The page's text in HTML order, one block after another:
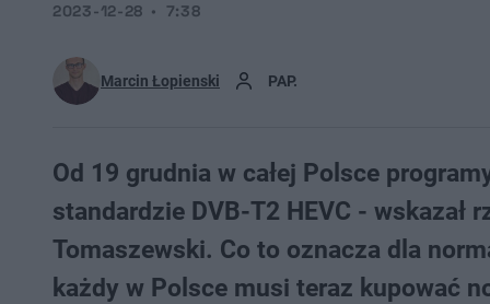
Marcin Łopienski PAP.
2023-12-28 7:38
Od 19 grudnia w całej Polsce
standardzie DVB-T2 HEVC - wskazał
Tomaszewski. Co to oznacza dla
każdy w Polsce musi teraz kupować